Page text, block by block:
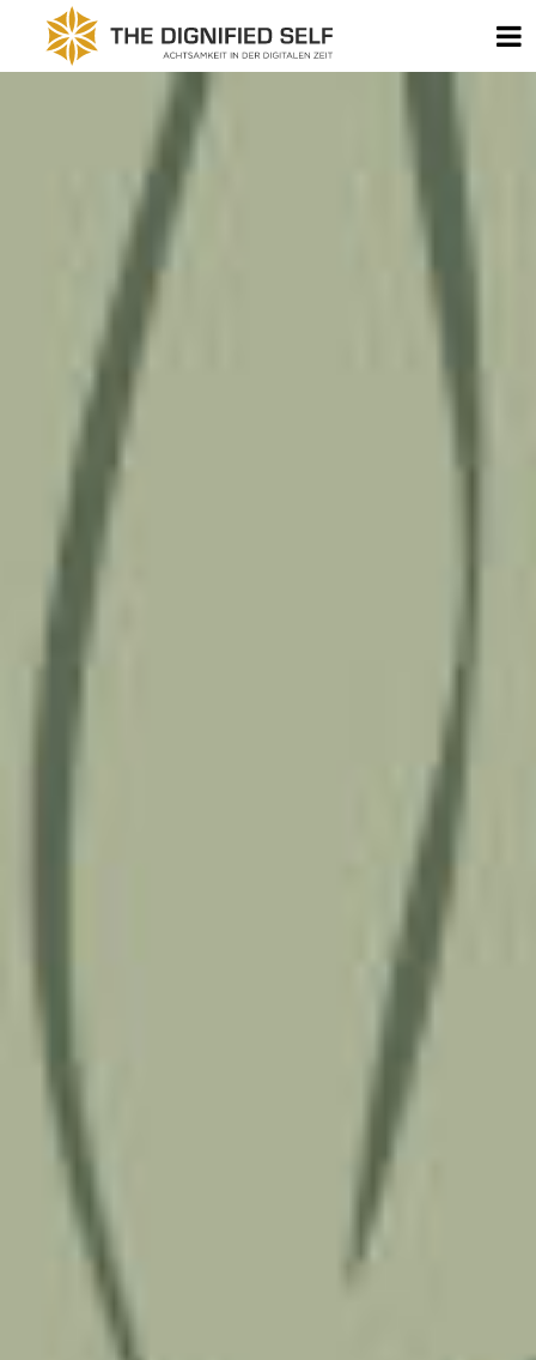
Zum Inhalt springen
THE DIGNIFIED